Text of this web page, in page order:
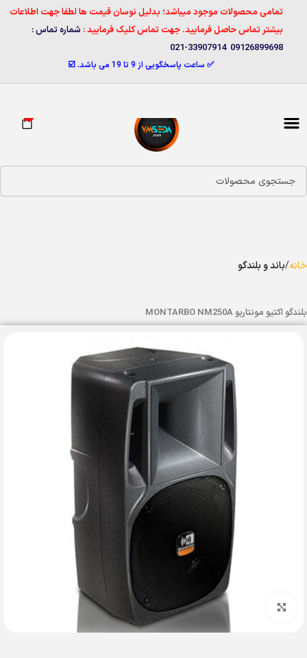
تمامی محصولات موجود میباشد؛ بدلیل نوسان قیمت ها لطفا جهت اطلاعات
بیشتر تماس حاصل فرمایید. جهت تماس کلیک فرمایید : شماره تماس :
09126899698 33907914-021
✅ ساعت پاسخگویی از 9 تا 19 می باشد. ☑️
0
خانه باند و بلندگو
بلندگو اکتیو مونتاربو MONTARBO NM250A
بزرگنمایی تصویر